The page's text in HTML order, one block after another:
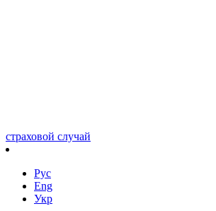
страховой случай
Рус
Eng
Укр